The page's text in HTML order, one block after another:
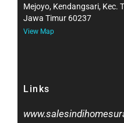
Mejoyo, Kendangsari, Kec.
Jawa Timur 60237
View Map
Links